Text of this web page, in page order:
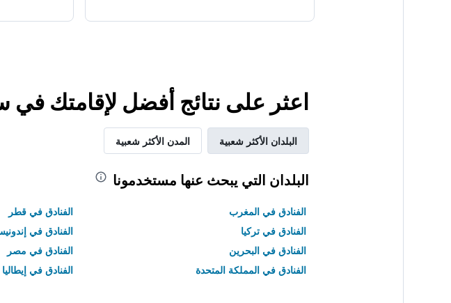
اعثر على نتائج أفضل لإقامتك
البلدان الأكثر شعبية المدن الأكثر شعبية
البلدان التي يبحث عنها مستخدمونا
الفنادق في المغرب الفنادق في قطر
الفنادق في تركيا
الفنادق في
الفنادق في البحرين
الفنادق في مصر
الفنادق في المملكة المتحدة
الفنادق في إيطاليا